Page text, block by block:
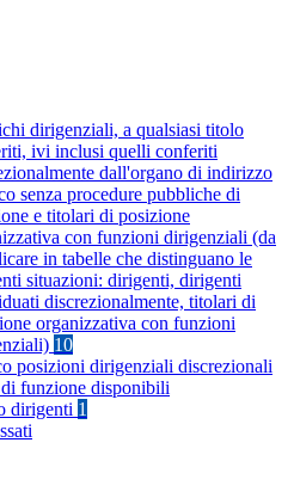
dirigenziali, a qualsiasi titolo
ivi inclusi quelli conferiti
dall'organo di indirizzo
senza procedure pubbliche di
e titolari di posizione
con funzioni dirigenziali (da
in tabelle che distinguano le
situazioni: dirigenti, dirigenti
discrezionalmente, titolari di
organizzativa con funzioni
10
posizioni dirigenziali discrezionali
funzione disponibili
dirigenti 1